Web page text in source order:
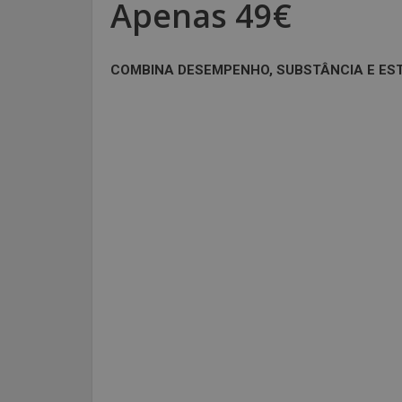
Apenas 49€
COMBINA DESEMPENHO, SUBSTÂNCIA E